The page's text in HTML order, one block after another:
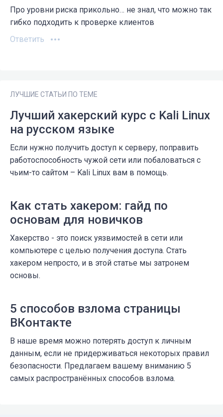
Про уровни риска прикольно… не знал, что можно так
гибко подходить к проверке клиентов
Ответить
ЛУЧШИЕ СТАТЬИ ПО ТЕМЕ
Лучший хакерский курс с Kali Linux
на русском языке
Если нужно получить доступ к серверу, поправить
работоспособность чужой сети или побаловаться с
чьим-то сайтом – Kali Linux вам в помощь.
Как стать хакером: гайд по
основам для новичков
Хакерство - это поиск уязвимостей в сети или
компьютере с целью получения доступа. Стать
хакером непросто, и в этой статье мы затронем
основы.
5 способов взлома страницы
ВКонтакте
В наше время можно потерять доступ к личным
данным, если не придерживаться некоторых правил
безопасности. Предлагаем вашему вниманию 5
самых распространённых способов взлома.